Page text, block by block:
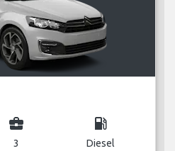
business_center
3
local_gas_station
Diesel